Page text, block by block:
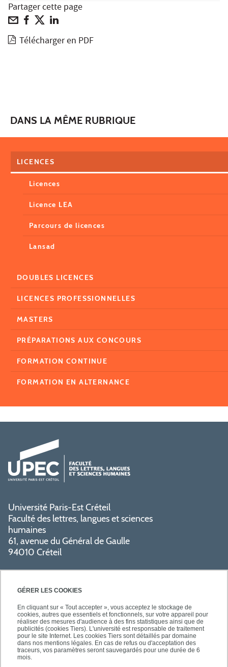
GÉRER LES COOKIES
En cliquant sur « Tout accepter », vous acceptez le stockage de
cookies, autres que essentiels et fonctionnels, sur votre appareil pour
réaliser des mesures d'audience à des fins statistiques ainsi que de
publicités (cookies Tiers). L'université est responsable de traitement
pour le site Internet. Les cookies Tiers sont détaillés par domaine
dans nos mentions légales. En cas de refus ou d'acceptation des
traceurs, vos paramètres seront sauvegardés pour une durée de 6
mois.
Partager cette page
Télécharger en PDF
DANS LA MÊME RUBRIQUE
LICENCES
Licences
Licence LEA
Parcours de licences
Lansad
DOUBLES LICENCES
LICENCES PROFESSIONNELLES
MASTERS
PRÉPARATIONS AUX CONCOURS
FORMATION CONTINUE
FORMATION EN ALTERNANCE
Université Paris-Est Créteil
Faculté des lettres, langues et sciences
humaines
61, avenue du Général de Gaulle
94010 Créteil
PRATIQUE
NOS FORMATIONS